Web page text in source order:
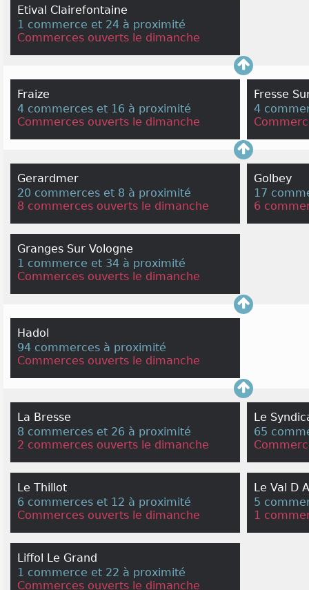
Etival Clairefontaine
1 commerce et 24 à proximité
Commerces ouverts le dimanche
Fraize
4 commerces et 16 à proximité
Commerces ouverts le dimanche
Fresse
4
Gerardmer
20 commerces et 8 à proximité
8 commerces ouverts le dimanche
Golbey
17
6
Granges Sur Vologne
1 commerce et 34 à proximité
Commerces ouverts le dimanche
Hadol
94 commerces à proximité
Commerces ouverts le dimanche
La Bresse
8 commerces et 26 à proximité
2 commerces ouverts le dimanche
Le
65
Le Thillot
6 commerces et 12 à proximité
Commerces ouverts le dimanche
Le Val D
5
1
Liffol Le Grand
1 commerce et 22 à proximité
Commerces ouverts le dimanche